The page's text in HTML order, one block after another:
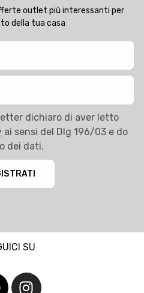
outlet più interessanti per
della tua casa
dichiaro di aver letto
ai sensi del Dlg 196/03 e do
dei dati.
SU